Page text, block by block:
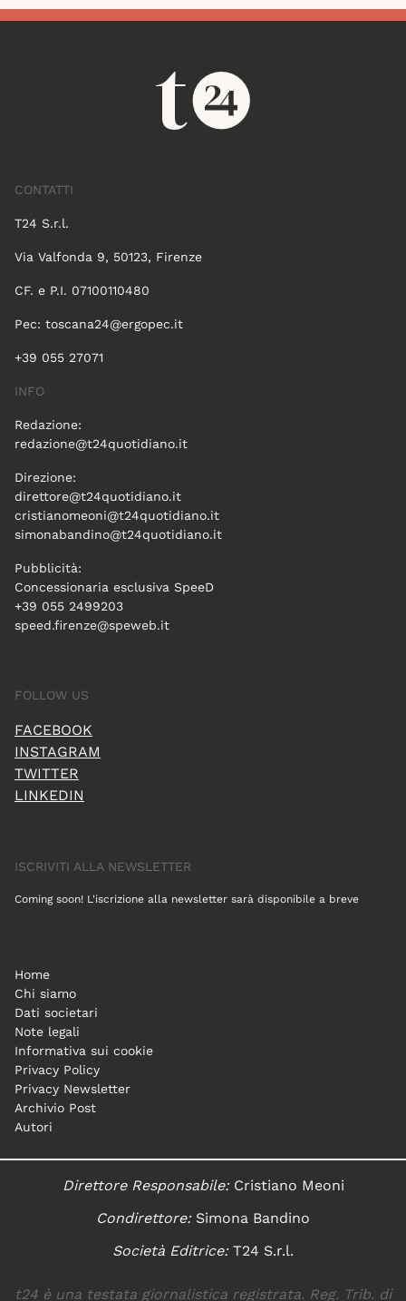
CONTATTI
T24 S.r.l.
Via Valfonda 9, 50123, Firenze
CF. e P.I. 07100110480
Pec: toscana24@ergopec.it
+39 055 27071
INFO
Redazione:
redazione@t24quotidiano.it
Direzione:
direttore@t24quotidiano.it
cristianomeoni@t24quotidiano.it
simonabandino@t24quotidiano.it
Pubblicità:
Concessionaria esclusiva SpeeD
+39 055 2499203
speed.firenze@speweb.it
FOLLOW US
FACEBOOK
INSTAGRAM
TWITTER
LINKEDIN
ISCRIVITI ALLA NEWSLETTER
Coming soon! L'iscrizione alla newsletter sarà disponibile a breve
Home
Chi siamo
Dati societari
Note legali
Informativa sui cookie
Privacy Policy
Privacy Newsletter
Archivio Post
Autori
Direttore Responsabile:Cristiano Meoni
Condirettore:Simona Bandino
Società Editrice:T24 S.r.l.
t24 è una testata giornalistica registrata. Reg. Trib. di